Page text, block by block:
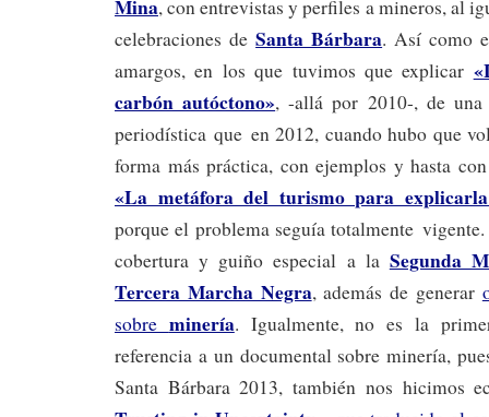
Mina, con entrevistas y perfiles a mineros, al
celebraciones deSanta Bárbara. Así como
amargos, en los que tuvimos que explicar
carbón autóctono», -allá por 2010-, de
periodística que en 2012, cuando hubo que
forma más práctica, con ejemplos y hasta
«La metáfora del turismo para
porque el problema seguía totalmente
cobertura y guiño especial a la Segunda
Tercera Marcha Negra, además de generar
sobre minería. Igualmente, no es la
referencia a un documental sobre minería,
Santa Bárbara 2013, también nos hicimos